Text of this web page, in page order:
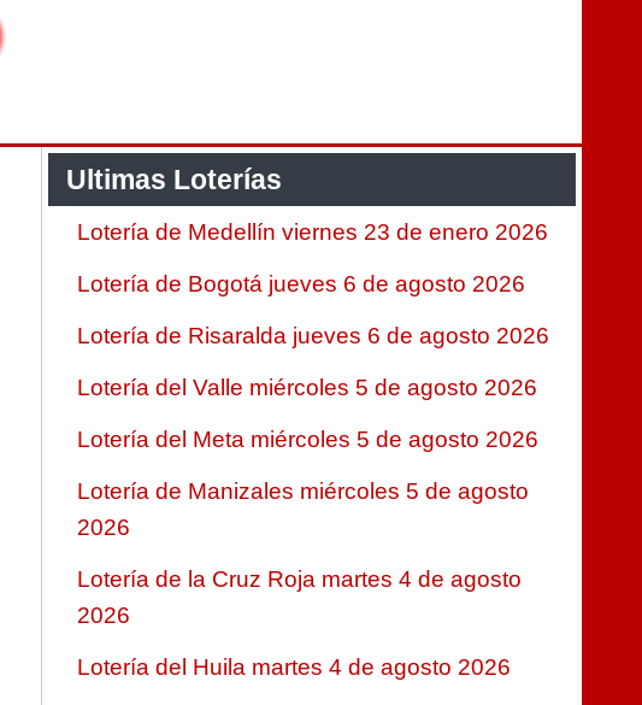
Ultimas Loterías
Lotería de Medellín viernes 23 de enero 2026
Lotería de Bogotá jueves 6 de agosto 2026
Lotería de Risaralda jueves 6 de agosto 2026
Lotería del Valle miércoles 5 de agosto 2026
Lotería del Meta miércoles 5 de agosto 2026
Lotería de Manizales miércoles 5 de agosto
2026
Lotería de la Cruz Roja martes 4 de agosto
2026
Lotería del Huila martes 4 de agosto 2026